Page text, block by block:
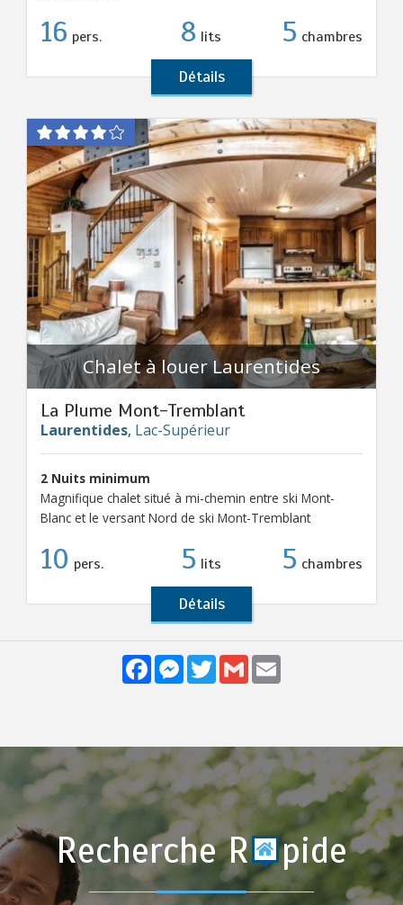
16 pers. 8 lits 5 chambres
Détails
Chalet à louer Laurentides
La Plume Mont-Tremblant
Laurentides, Lac-Supérieur
2 Nuits minimum
Magnifique chalet situé à mi-chemin entre ski Mont-
Blanc et le versant Nord de ski Mont-Tremblant
10 pers. 5 lits 5 chambres
Détails
FacebookMessenger
TwitterGmail
Recherche R pide